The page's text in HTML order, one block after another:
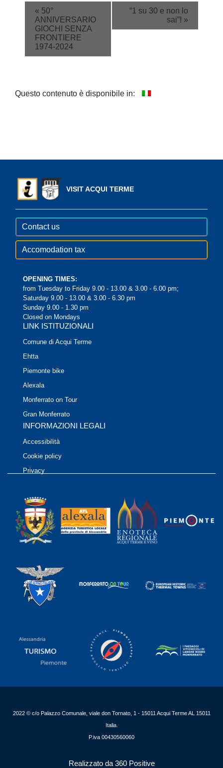
Event
Navigation
« 50°
ANNIVERSARIO
GIOCHI SENZA
FRONTIERE
1974-2024
“1 su 30 e non lo
sai”! »
Questo contenuto è disponibile in:
VISIT ACQUI TERME
Contact us
Accomodation tax
OPENING TIMES:
from Tuesday to Friday 9.00 - 13.00 & 3.00 - 6.00 pm;
Saturday 9.00 - 13.00 & 3.00 - 6.30 pm
Sunday 9.00 - 1.30 pm
Closed on Mondays
LINK ISTITUZIONALI
Comune di Acqui Terme
Ehtta
Piemonte bike
Alexala
Monferrato on Tour
Gran Monferrato
INFORMAZIONI LEGALI
Accessibilità
Cookie policy
Privacy
2022 © c/o Palazzo Comunale, viale don Tornato, 1 - 15011 Acqui Terme AL 15011
Italia.
P.iva 00430560060
Realizzato da 360 Positive